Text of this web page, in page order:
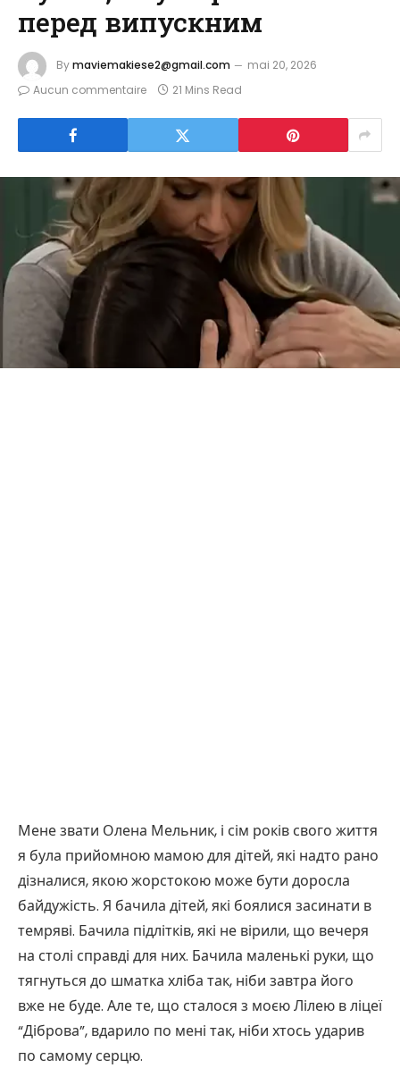
перед випускним
Bymaviemakiese2@gmail.com
mai 20, 2026
Aucun commentaire
21 Mins Read
Мене звати Олена Мельник, і сім років свого життя
я була прийомною мамою для дітей, які надто рано
дізналися, якою жорстокою може бути доросла
байдужість. Я бачила дітей, які боялися засинати в
темряві. Бачила підлітків, які не вірили, що вечеря
на столі справді для них. Бачила маленькі руки, що
тягнуться до шматка хліба так, ніби завтра його
вже не буде. Але те, що сталося з моєю Лілею в ліцеї
“Діброва”, вдарило по мені так, ніби хтось ударив
по самому серцю.